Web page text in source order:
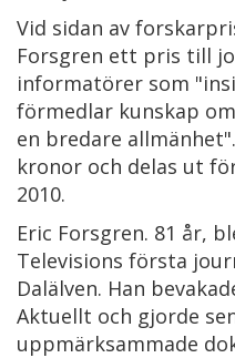
Vid sidan av
Forsgren ett pris till
informatörer som
förmedlar kunskap
en bredare
kronor och delas ut
2010.
Eric Forsgren. 81 år,
Televisions första
Dalälven. Han
Aktuellt och gjorde
uppmärksammade